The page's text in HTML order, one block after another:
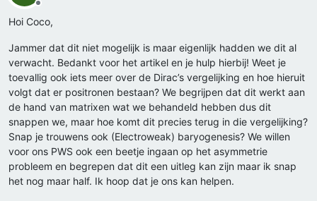
Offline
Hoi Coco,
Jammer dat dit niet mogelijk is maar eigenlijk hadden we dit al
verwacht. Bedankt voor het artikel en je hulp hierbij! Weet je
toevallig ook iets meer over de Dirac’s vergelijking en hoe hieruit
volgt dat er positronen bestaan? We begrijpen dat dit werkt aan
de hand van matrixen wat we behandeld hebben dus dit
snappen we, maar hoe komt dit precies terug in die vergelijking?
Snap je trouwens ook (Electroweak) baryogenesis? We willen
voor ons PWS ook een beetje ingaan op het asymmetrie
probleem en begrepen dat dit een uitleg kan zijn maar ik snap
het nog maar half. Ik hoop dat je ons kan helpen.